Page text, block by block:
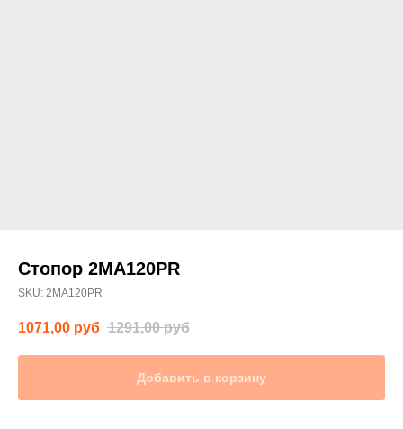
Стопор 2MA120PR
SKU: 2MA120PR
1071,00 руб 1291,00 руб
Добавить в корзину